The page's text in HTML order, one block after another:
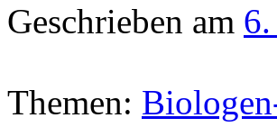
Geschrieben am
Themen: